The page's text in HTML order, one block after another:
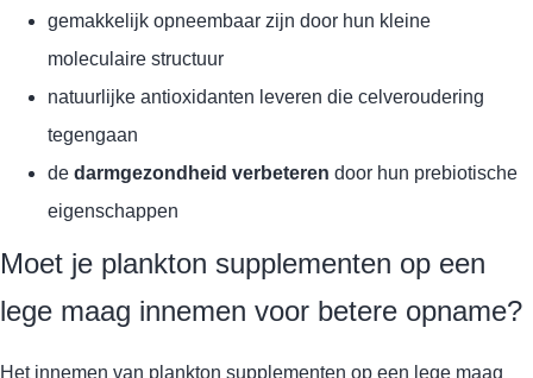
gemakkelijk opneembaar zijn door hun kleine
moleculaire structuur
natuurlijke antioxidanten leveren die celveroudering
tegengaan
de darmgezondheid verbeteren door hun prebiotische
eigenschappen
Moet je plankton supplementen op een
lege maag innemen voor betere opname?
Het innemen van plankton supplementen op een lege maag